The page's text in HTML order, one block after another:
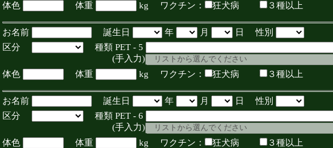
体色
体重 kg ワクチン： 狂犬病 ３種以上
お名前 誕生日 年 月
日 性別
区分
種類 PET - 5
(手入力)
体色
体重 kg ワクチン： 狂犬病 ３種以上
お名前 誕生日 年 月
日 性別
区分
種類 PET - 6
(手入力)
体色
体重 kg ワクチン： 狂犬病 ３種以上